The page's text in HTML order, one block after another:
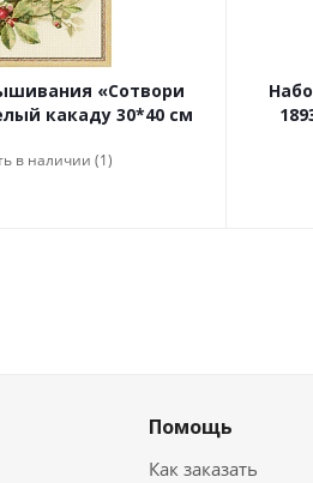
«Сотвори
какаду 30*40 см
в наличии (1)
Помощь
Как заказать